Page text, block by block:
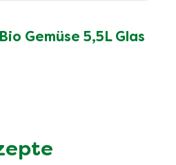
Gemüse 5,5L Glas